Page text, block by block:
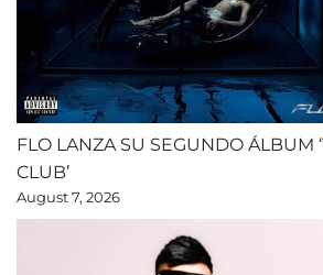
FLO LANZA SU SEGUNDO ÁLBUM
CLUB’
August 7, 2026